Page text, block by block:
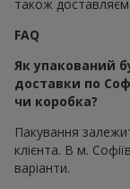
також
FAQ
Як упакований
доставки по
чи коробка?
Пакування
клієнта. В м.
варіанти.